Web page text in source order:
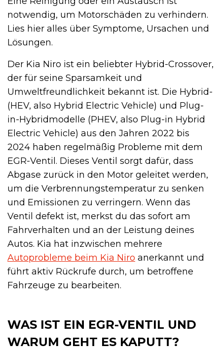
notwendig, um Motorschäden zu verhindern.
Lies hier alles über Symptome, Ursachen und
Lösungen.
Der Kia Niro ist ein beliebter Hybrid-Crossover,
der für seine Sparsamkeit und
Umweltfreundlichkeit bekannt ist. Die Hybrid-
(HEV, also Hybrid Electric Vehicle) und Plug-
in-Hybridmodelle (PHEV, also Plug-in Hybrid
Electric Vehicle) aus den Jahren 2022 bis
2024 haben regelmäßig Probleme mit dem
EGR-Ventil. Dieses Ventil sorgt dafür, dass
Abgase zurück in den Motor geleitet werden,
um die Verbrennungstemperatur zu senken
und Emissionen zu verringern. Wenn das
Ventil defekt ist, merkst du das sofort am
Fahrverhalten und an der Leistung deines
Autos. Kia hat inzwischen mehrere
Autoprobleme beim Kia Niro anerkannt und
führt aktiv Rückrufe durch, um betroffene
Fahrzeuge zu bearbeiten.
WAS IST EIN EGR-VENTIL UND
WARUM GEHT ES KAPUTT?